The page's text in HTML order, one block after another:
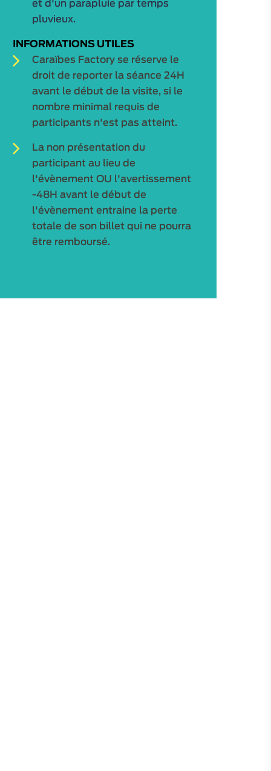
et d'un parapluie par temps
pluvieux.
INFORMATIONS UTILES
Caraïbes Factory se réserve le
droit de reporter la séance 24H
avant le début de la visite, si le
nombre minimal requis de
participants n'est pas atteint.
La non présentation du
participant au lieu de
l'évènement OU l'avertissement
-48H avant le début de
l'évènement entraine la perte
totale de son billet qui ne pourra
être remboursé.